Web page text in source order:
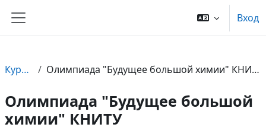
Боковая панель
Вход
Курсы Олимпиада "Будущее большой химии" КНИТУ
Олимпиада "Будущее большой
химии" КНИТУ